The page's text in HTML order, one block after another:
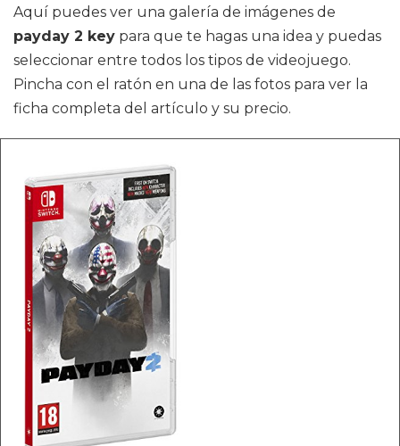
Aquí puedes ver una galería de imágenes de
payday 2 key para que te hagas una idea y puedas
seleccionar entre todos los tipos de videojuego.
Pincha con el ratón en una de las fotos para ver la
ficha completa del artículo y su precio.